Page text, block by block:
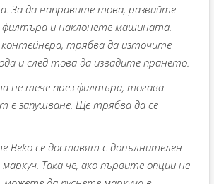
За да направите това, развийте
филтъра и наклонете машината.
контейнера, трябва да източите
и след това да извадите прането.
не тече през филтъра, тогава
е запушване. Ще трябва да се
Beko се доставят с допълнителен
Така че, ако първите опции не